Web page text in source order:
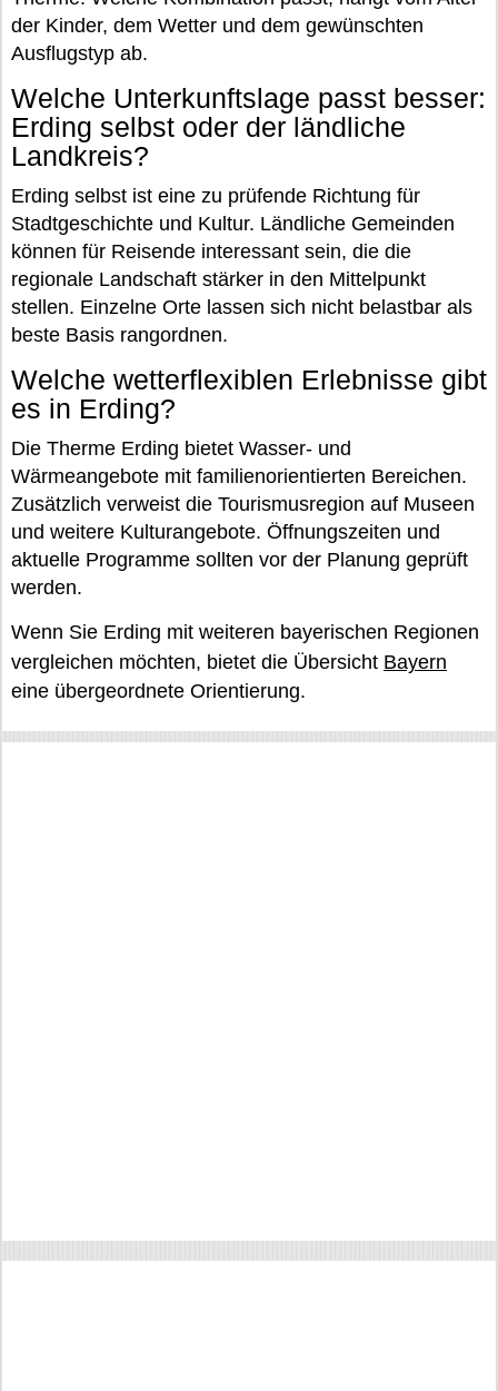
der Kinder, dem Wetter und dem gewünschten
Ausflugstyp ab.
Welche Unterkunftslage passt besser:
Erding selbst oder der ländliche
Landkreis?
Erding selbst ist eine zu prüfende Richtung für
Stadtgeschichte und Kultur. Ländliche Gemeinden
können für Reisende interessant sein, die die
regionale Landschaft stärker in den Mittelpunkt
stellen. Einzelne Orte lassen sich nicht belastbar als
beste Basis rangordnen.
Welche wetterflexiblen Erlebnisse gibt
es in Erding?
Die Therme Erding bietet Wasser- und
Wärmeangebote mit familienorientierten Bereichen.
Zusätzlich verweist die Tourismusregion auf Museen
und weitere Kulturangebote. Öffnungszeiten und
aktuelle Programme sollten vor der Planung geprüft
werden.
Wenn Sie Erding mit weiteren bayerischen Regionen
vergleichen möchten, bietet die Übersicht Bayern
eine übergeordnete Orientierung.